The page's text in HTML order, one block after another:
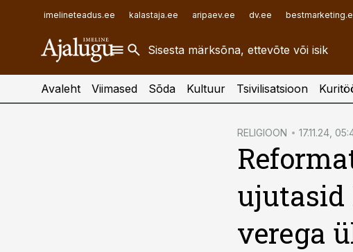
imelineteadus.ee kalastaja.ee aripaev.ee dv.ee
finantsuudised.ee
aritehnoloogia.ee
toostusuudised.ee
Avaleht Viimased Sõda Kultuur Tsivilisatsioon
RELIGIOON 17.11.24,
ujutasid
verega